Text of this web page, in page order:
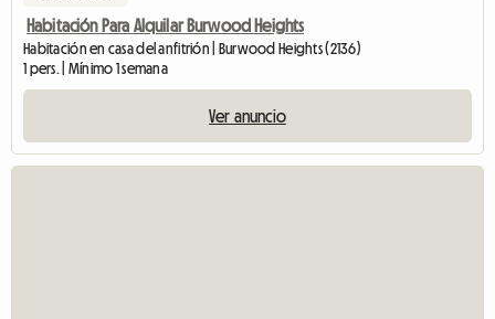
Habitación Para Alquilar Burwood Heights
Habitación en casa del anfitrión | Burwood Heights (2136)
1 pers. | Mínimo 1 semana
Ver anuncio